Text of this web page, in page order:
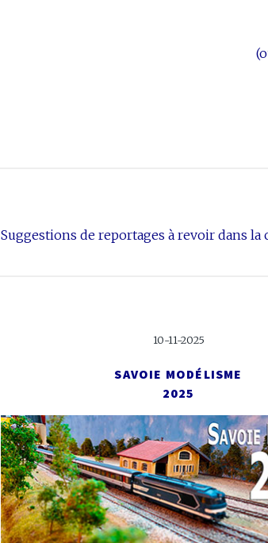
Suggestions de reportages à revoir dans la
10-11-2025
SAVOIE MODÉLISME
2025